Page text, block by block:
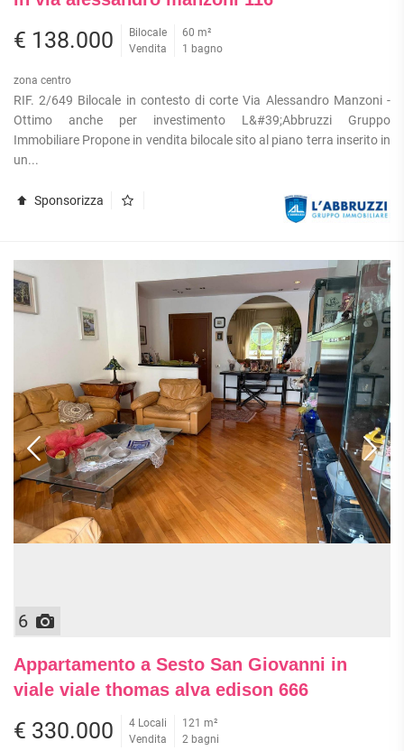
€ 138.000
Bilocale
Vendita
60 m²
1 bagno
zona centro
RIF. 2/649 Bilocale in contesto di corte Via Alessandro Manzoni -
Ottimo anche per investimento L&#39;Abbruzzi Gruppo
Immobiliare Propone in vendita bilocale sito al piano terra inserito in
un...
Sponsorizza
6
Appartamento a Sesto San Giovanni in
viale viale thomas alva edison 666
€ 330.000
4 Locali
Vendita
121 m²
2 bagni